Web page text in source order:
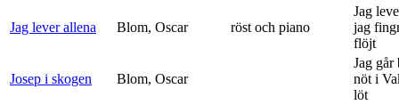
Jag lever allena Blom, Oscar röst och piano
Jag
jag
flöjt
Josep i skogen Blom, Oscar
Jag går
nöt i
löt